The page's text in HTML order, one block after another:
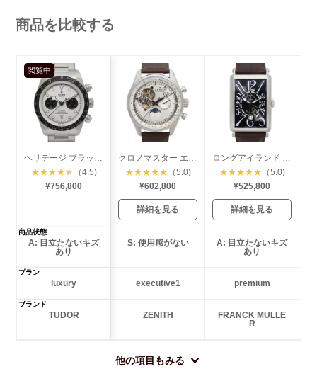
商品を比較する
閲覧中
ヘリテージ ブラックベイ クロノグラフ
★★★★★
（4.5)
¥756,800
クロノマスター エルプリメロ オープン ムーンフェイズ
★★★★★ （5.0)
¥602,800
詳細を見る
ロングアイランド デイト
★★★★★ （5.0)
¥525,800
詳細を見る
商品状態
A: 目立たないキズ
あり
S: 使用感がない
A: 目立たないキズ
あり
プラン
luxury executive1 premium
ブランド
TUDOR ZENITH
FRANCK MULLE
R
他の項目もみる